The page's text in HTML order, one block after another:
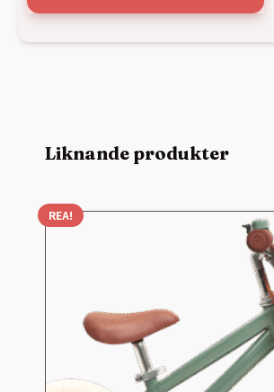
Liknande produkter
REA!